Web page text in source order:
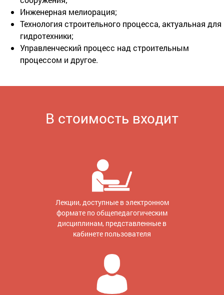
Инженерная мелиорация;
Технология строительного процесса, актуальная для
гидротехники;
Управленческий процесс над строительным
процессом и другое.
В стоимость входит
Лекции, доступные в электронном
формате по общепедагогическим
дисциплинам, представленные в
кабинете пользователя